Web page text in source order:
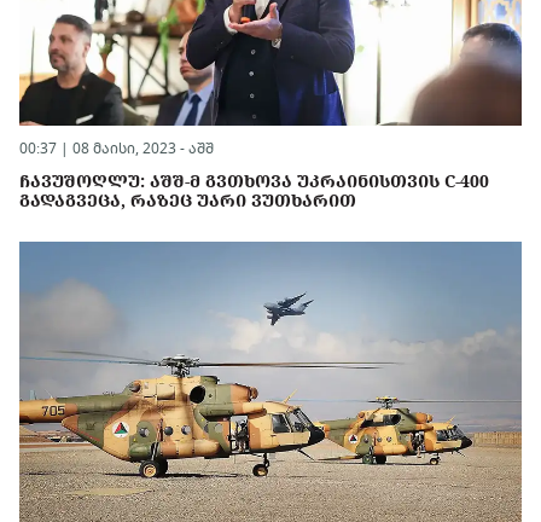
00:37 | 08 მაისი, 2023 - აშშ
ᲩᲐᲕᲣᲨᲝᲦᲚᲣ: ᲐᲨᲨ-Მ ᲒᲕᲗᲮᲝᲕᲐ ᲣᲙᲠᲐᲘᲜᲘᲡᲗᲕᲘᲡ C-400
ᲒᲐᲓᲐᲒᲕᲔᲪᲐ, ᲠᲐᲖᲔᲪ ᲣᲐᲠᲘ ᲕᲣᲗᲮᲐᲠᲘᲗ